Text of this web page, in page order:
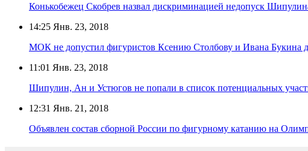
Конькобежец Скобрев назвал дискриминацией недопуск
14:25 Янв. 23, 2018
МОК не допустил фигуристов Ксению Столбову и Ивана Букина
11:01 Янв. 23, 2018
Шипулин, Ан и Устюгов не попали в список потенциальных
12:31 Янв. 21, 2018
Объявлен состав сборной России по фигурному катанию на